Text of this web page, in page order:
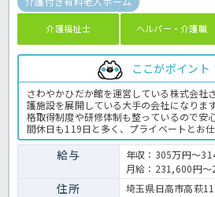
介護福祉士 ヘルパー・介護職
ここがポイント
さわやかひだか館を運営している株式会社
護施設を展開している大手の会社になり
格取得制度や研修体制も整っているので安
間休日も119日と多く、プライベートとお
なります☆ 定年が65歳で長く勤務するこ
件面は変わらずに働けるので安心の職場で
非ほっ介護までお問い合わせください！ 有
全般です。 ＜介護職 正職員 有料老人ホ
給与
年収：305万円～
月給：231,600円
住所 埼玉県日高市高萩